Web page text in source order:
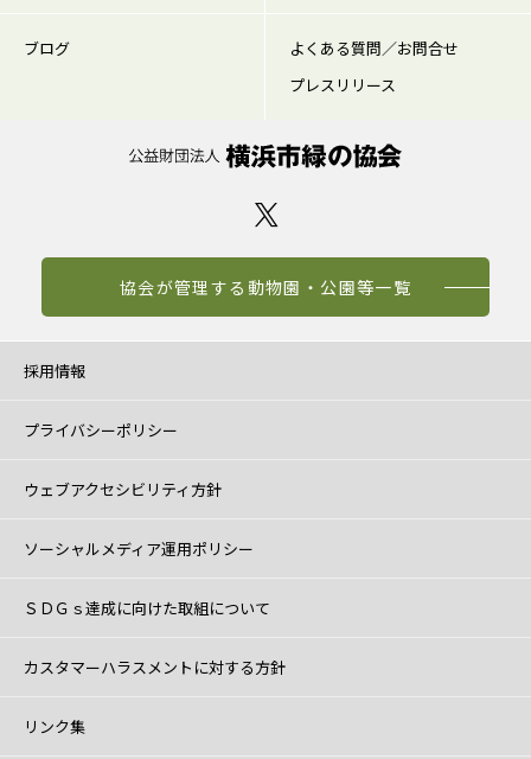
ブログ
よくある質問／お問合せ
プレスリリース
協会が管理する動物園・公園等一覧
採用情報
プライバシーポリシー
ウェブアクセシビリティ方針
ソーシャルメディア運用ポリシー
ＳＤＧｓ達成に向けた取組について
カスタマーハラスメントに対する方針
リンク集